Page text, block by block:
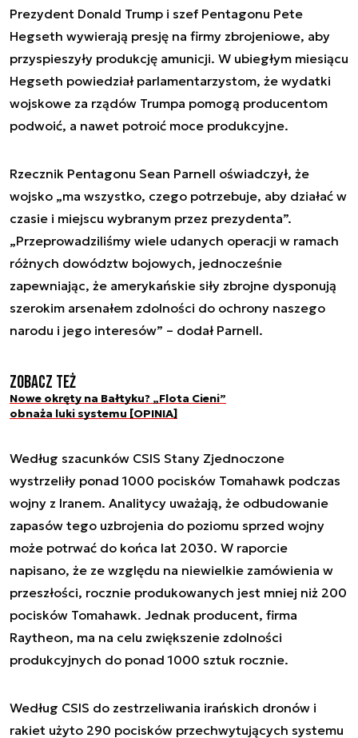
Prezydent Donald Trump i szef Pentagonu Pete
Hegseth wywierają presję na firmy zbrojeniowe, aby
przyspieszyły produkcję amunicji. W ubiegłym miesiącu
Hegseth powiedział parlamentarzystom, że wydatki
wojskowe za rządów Trumpa pomogą producentom
podwoić, a nawet potroić moce produkcyjne.
Rzecznik Pentagonu Sean Parnell oświadczył, że
wojsko „ma wszystko, czego potrzebuje, aby działać w
czasie i miejscu wybranym przez prezydenta”.
„Przeprowadziliśmy wiele udanych operacji w ramach
różnych dowództw bojowych, jednocześnie
zapewniając, że amerykańskie siły zbrojne dysponują
szerokim arsenałem zdolności do ochrony naszego
narodu i jego interesów” – dodał Parnell.
Zobacz też
Nowe okręty na Bałtyku? „Flota Cieni”
obnaża luki systemu [OPINIA]
Według szacunków CSIS Stany Zjednoczone
wystrzeliły ponad 1000 pocisków Tomahawk podczas
wojny z Iranem. Analitycy uważają, że odbudowanie
zapasów tego uzbrojenia do poziomu sprzed wojny
może potrwać do końca lat 2030. W raporcie
napisano, że ze względu na niewielkie zamówienia w
przeszłości, rocznie produkowanych jest mniej niż 200
pocisków Tomahawk. Jednak producent, firma
Raytheon, ma na celu zwiększenie zdolności
produkcyjnych do ponad 1000 sztuk rocznie.
Według CSIS do zestrzeliwania irańskich dronów i
rakiet użyto 290 pocisków przechwytujących systemu